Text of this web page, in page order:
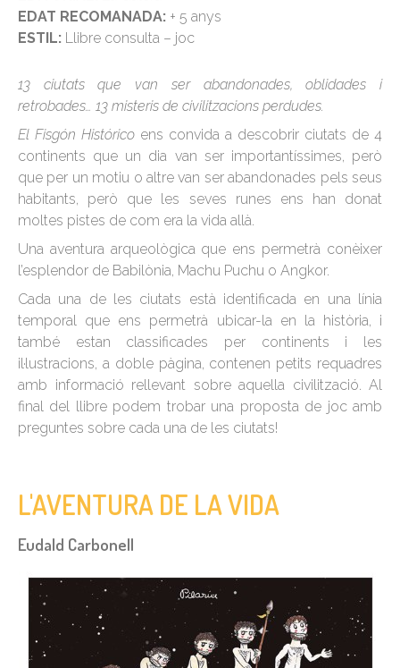
EDAT RECOMANADA: + 5 anys
ESTIL: Llibre consulta – joc
13 ciutats que van ser abandonades, oblidades i
retrobades… 13 misteris de civilitzacions perdudes.
El Fisgón Histórico ens convida a descobrir ciutats de 4
continents que un dia van ser importantíssimes, però
que per un motiu o altre van ser abandonades pels seus
habitants, però que les seves runes ens han donat
moltes pistes de com era la vida allà.
Una aventura arqueològica que ens permetrà conèixer
l’esplendor de Babilònia, Machu Puchu o Angkor.
Cada una de les ciutats està identificada en una línia
temporal que ens permetrà ubicar-la en la història, i
també estan classificades per continents i les
il·lustracions, a doble pàgina, contenen petits requadres
amb informació rellevant sobre aquella civilització. Al
final del llibre podem trobar una proposta de joc amb
preguntes sobre cada una de les ciutats!
L'AVENTURA DE LA VIDA
Eudald Carbonell